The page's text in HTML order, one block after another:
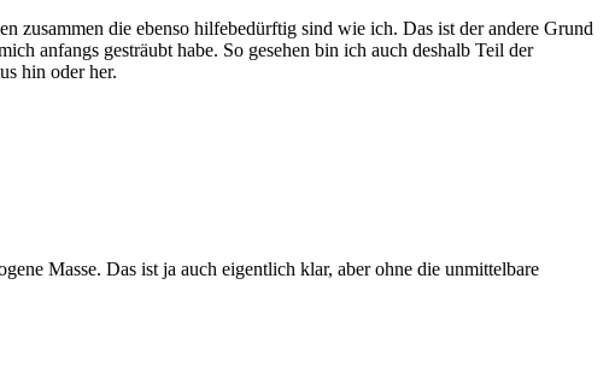
zusammen die ebenso hilfebedürftig sind wie ich. Das ist der andere Grund
anfangs gesträubt habe. So gesehen bin ich auch deshalb Teil der
hin oder her.
Masse. Das ist ja auch eigentlich klar, aber ohne die unmittelbare